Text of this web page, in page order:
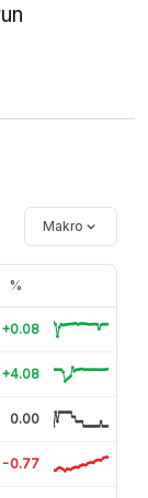
Makro
%
+0.08
+4.08
0.00
-0.77